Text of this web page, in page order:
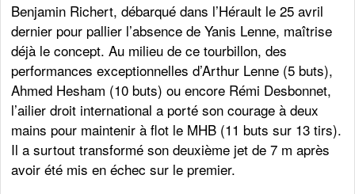
Benjamin Richert, débarqué dans l’Hérault le 25 avril
dernier pour pallier l’absence de Yanis Lenne, maîtrise
déjà le concept. Au milieu de ce tourbillon, des
performances exceptionnelles d’Arthur Lenne (5 buts),
Ahmed Hesham (10 buts) ou encore Rémi Desbonnet,
l’ailier droit international a porté son courage à deux
mains pour maintenir à flot le MHB (11 buts sur 13 tirs).
Il a surtout transformé son deuxième jet de 7 m après
avoir été mis en échec sur le premier.